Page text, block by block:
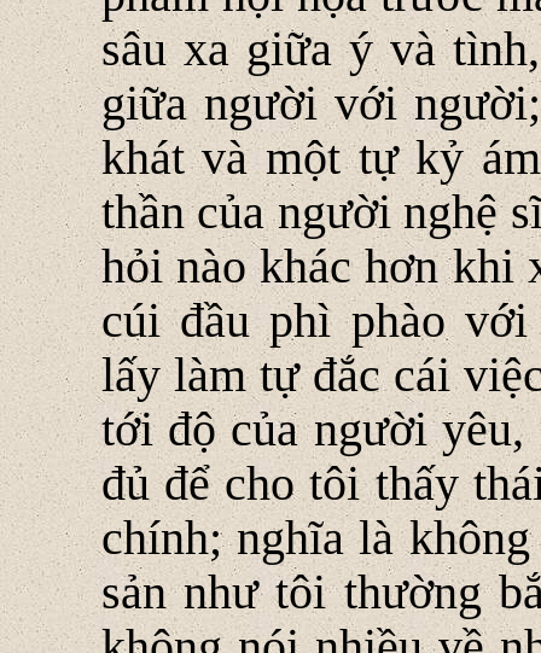
sâu xa giữa ý và
giữa người với
khát và một tự kỷ
thần của người nghệ
hỏi nào khác hơn khi
cúi đầu phì phào
lấy làm tự đắc cái
tới độ của người yêu,
đủ để cho tôi thấy
chính; nghĩa là
sản như tôi thường